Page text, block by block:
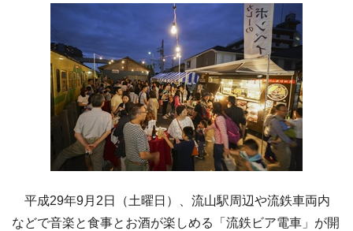
平成29年9月2日（土曜日）、流山駅周辺や流鉄車両内
などで音楽と食事とお酒が楽しめる「流鉄ビア電車」が開